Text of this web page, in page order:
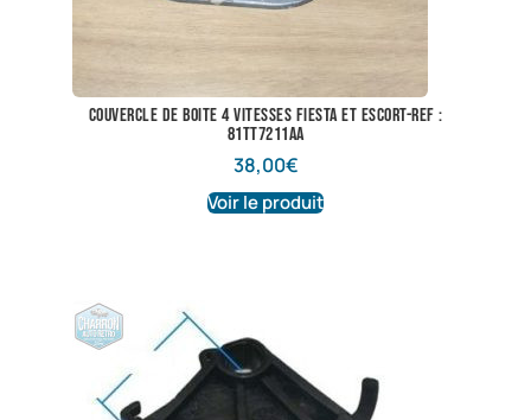
couvercle de boite 4 vitesses fiesta et escort-ref :
81TT7211AA
38,00€
Voir le produit